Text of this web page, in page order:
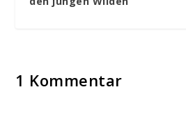
1 Kommentar